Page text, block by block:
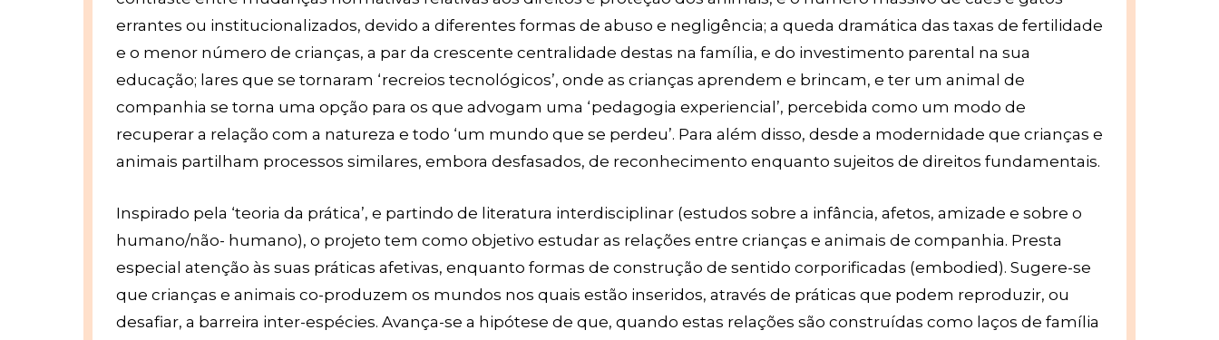
errantes ou institucionalizados, devido a diferentes formas de abuso e negligência; a queda dramática das taxas de fertilidade
e o menor número de crianças, a par da crescente centralidade destas na família, e do investimento parental na sua
educação; lares que se tornaram ‘recreios tecnológicos’, onde as crianças aprendem e brincam, e ter um animal de
companhia se torna uma opção para os que advogam uma ‘pedagogia experiencial’, percebida como um modo de
recuperar a relação com a natureza e todo ‘um mundo que se perdeu’. Para além disso, desde a modernidade que crianças e
animais partilham processos similares, embora desfasados, de reconhecimento enquanto sujeitos de direitos fundamentais.
Inspirado pela ‘teoria da prática’, e partindo de literatura interdisciplinar (estudos sobre a infância, afetos, amizade e sobre o
humano/não- humano), o projeto tem como objetivo estudar as relações entre crianças e animais de companhia. Presta
especial atenção às suas práticas afetivas, enquanto formas de construção de sentido corporificadas (embodied). Sugere-se
que crianças e animais co-produzem os mundos nos quais estão inseridos, através de práticas que podem reproduzir, ou
desafiar, a barreira inter-espécies. Avança-se a hipótese de que, quando estas relações são construídas como laços de família